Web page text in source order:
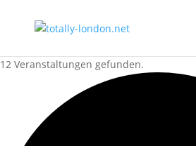
12 Veranstaltungen gefunden.